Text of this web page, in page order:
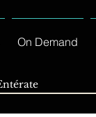
On Demand